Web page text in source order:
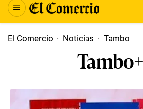
El Comercio · Noticias · Tambo
Tambo+